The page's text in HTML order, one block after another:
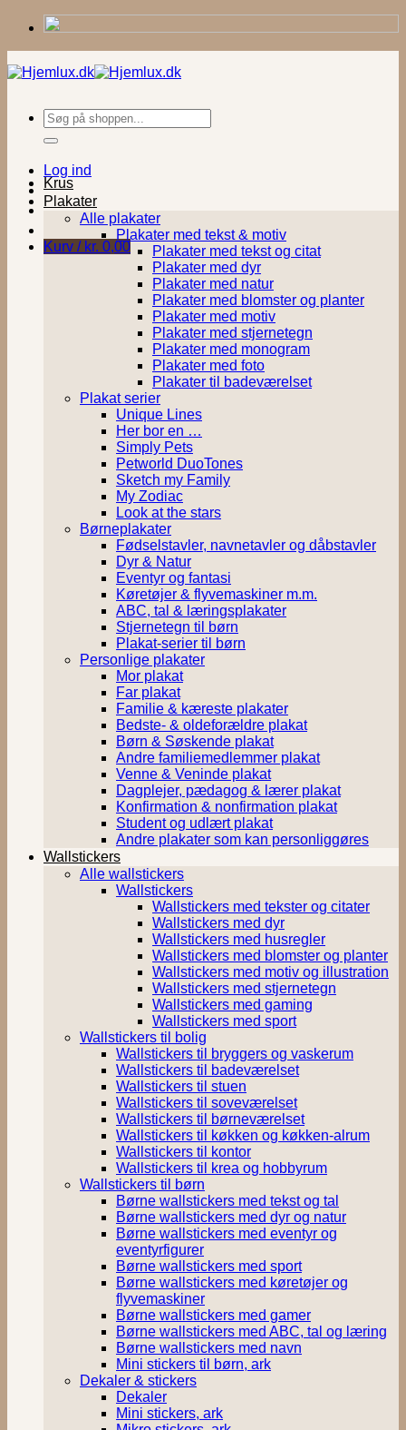
Fortsæt
indhold
Søg
efter:
Log ind
Kurv / kr. 0,00
Krus
Plakater
Alle plakater
Plakater med tekst & motiv
Plakater med tekst og citat
Plakater med dyr
Plakater med natur
Plakater med blomster og planter
Plakater med motiv
Plakater med stjernetegn
Plakater med monogram
Plakater med foto
Plakater til badeværelset
Plakat serier
Unique Lines
Her bor en …
Simply Pets
Petworld DuoTones
Sketch my Family
My Zodiac
Look at the stars
Børneplakater
Fødselstavler, navnetavler og dåbstavler
Dyr & Natur
Eventyr og fantasi
Køretøjer & flyvemaskiner m.m.
ABC, tal & læringsplakater
Stjernetegn til børn
Plakat-serier til børn
Personlige plakater
Mor plakat
Far plakat
Familie & kæreste plakater
Bedste- & oldeforældre plakat
Børn & Søskende plakat
Andre familiemedlemmer plakat
Venne & Veninde plakat
Dagplejer, pædagog & lærer plakat
Konfirmation & nonfirmation plakat
Student og udlært plakat
Andre plakater som kan personliggøres
Wallstickers
Alle wallstickers
Wallstickers
Wallstickers med tekster og citater
Wallstickers med dyr
Wallstickers med husregler
Wallstickers med blomster og planter
Wallstickers med motiv og illustration
Wallstickers med stjernetegn
Wallstickers med gaming
Wallstickers med sport
Wallstickers til bolig
Wallstickers til bryggers og vaskerum
Wallstickers til badeværelset
Wallstickers til stuen
Wallstickers til soveværelset
Wallstickers til børneværelset
Wallstickers til køkken og køkken-alrum
Wallstickers til kontor
Wallstickers til krea og hobbyrum
Wallstickers til børn
Børne wallstickers med tekst og tal
Børne wallstickers med dyr og natur
Børne wallstickers med eventyr og
eventyrfigurer
Børne wallstickers med sport
Børne wallstickers med køretøjer og
flyvemaskiner
Børne wallstickers med gamer
Børne wallstickers med ABC, tal og læring
Børne wallstickers med navn
Mini stickers til børn, ark
Dekaler & stickers
Dekaler
Mini stickers, ark